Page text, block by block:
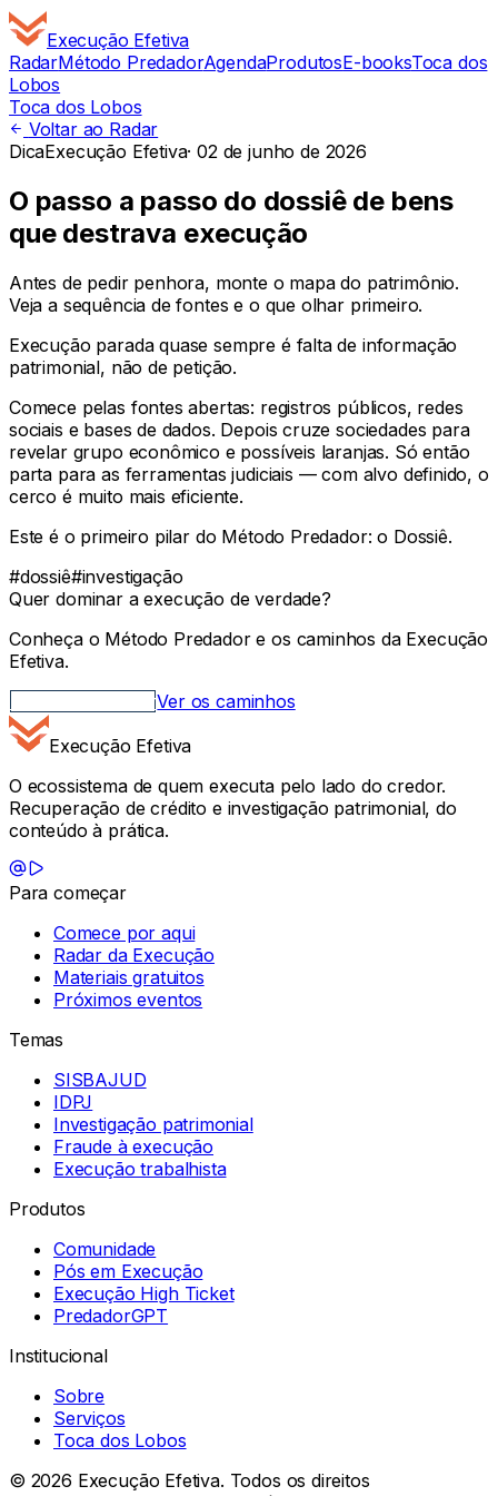
Execução Efetiva
RadarMétodo PredadorAgendaProdutosE-booksToca dos
Lobos
Toca dos Lobos
Voltar ao Radar
DicaExecução Efetiva·02 de junho de 2026
O passo a passo do dossiê de bens
que destrava execução
Antes de pedir penhora, monte o mapa do patrimônio.
Veja a sequência de fontes e o que olhar primeiro.
Execução parada quase sempre é falta de informação
patrimonial, não de petição.
Comece pelas fontes abertas: registros públicos, redes
sociais e bases de dados. Depois cruze sociedades para
revelar grupo econômico e possíveis laranjas. Só então
parta para as ferramentas judiciais — com alvo definido, o
cerco é muito mais eficiente.
Este é o primeiro pilar do Método Predador: o Dossiê.
#dossiê#investigação
Quer dominar a execução de verdade?
Conheça o Método Predador e os caminhos da Execução
Efetiva.
Método PredadorVer os caminhos
Execução Efetiva
O ecossistema de quem executa pelo lado do credor.
Recuperação de crédito e investigação patrimonial, do
conteúdo à prática.
Para começar
Comece por aqui
Radar da Execução
Materiais gratuitos
Próximos eventos
Temas
SISBAJUD
IDPJ
Investigação patrimonial
Fraude à execução
Execução trabalhista
Produtos
Comunidade
Pós em Execução
Execução High Ticket
PredadorGPT
Institucional
Sobre
Serviços
Toca dos Lobos
© 2026 Execução Efetiva. Todos os direitos